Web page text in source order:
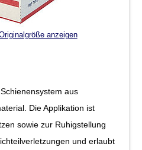
anzeigen
aus
Die Applikation ist
sowie zur Ruhigstellung
und erlaubt